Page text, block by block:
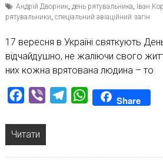
Андрій Дворник, день рятувальника Іван
рятувальники спеціальний авіаційний загін
17 вересня в Україні святкують
відчайдушно, не жаліючи свого
них кожна врятована людина – то
Facebook
Viber TelegramWhatsAppShare
Читати